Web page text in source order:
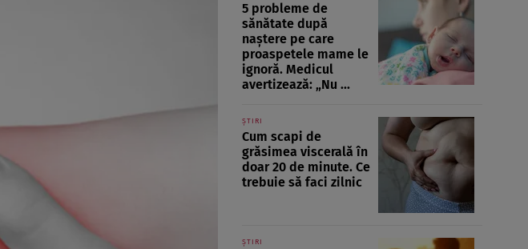
5 probleme de
sănătate după
naștere pe care
proaspetele mame le
ignoră. Medicul
avertizează: „Nu ...
ȘTIRI
Cum scapi de
grăsimea viscerală în
doar 20 de minute. Ce
trebuie să faci zilnic
ȘTIRI